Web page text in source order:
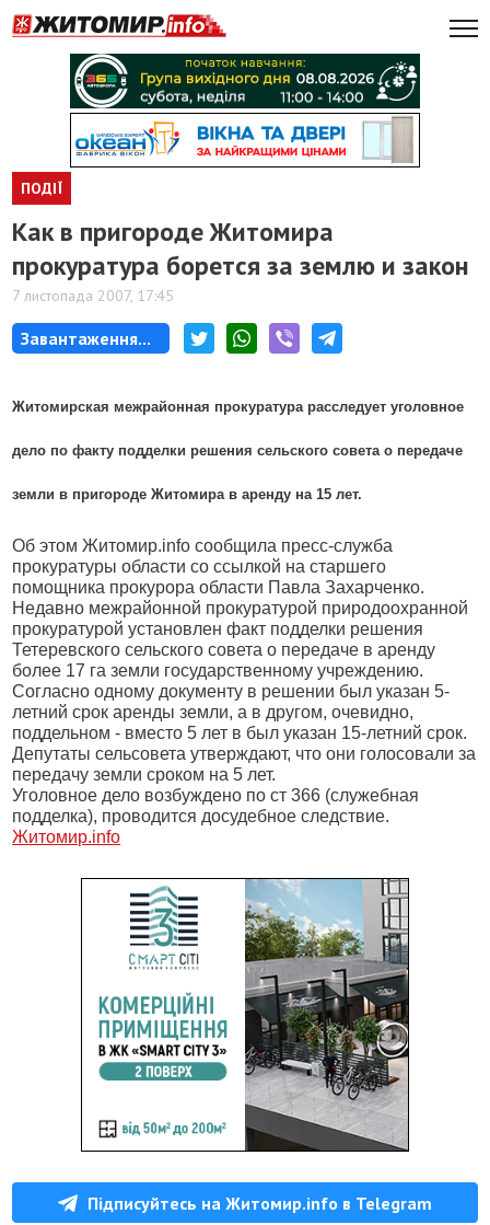
ПОДІЇ
Как в пригороде Житомира
прокуратура борется за землю и закон
7 листопада 2007, 17:45
Завантаження...
Житомирская межрайонная прокуратура расследует уголовное
дело по факту подделки решения сельского совета о передаче
земли в пригороде Житомира в аренду на 15 лет.
Об этом Житомир.info сообщила пресс-служба
прокуратуры области со ссылкой на старшего
помощника прокурора области Павла Захарченко.
Недавно межрайонной прокуратурой природоохранной
прокуратурой установлен факт подделки решения
Тетеревского сельского совета о передаче в аренду
более 17 га земли государственному учреждению.
Согласно одному документу в решении был указан 5-
летний срок аренды земли, а в другом, очевидно,
поддельном - вместо 5 лет в был указан 15-летний срок.
Депутаты сельсовета утверждают, что они голосовали за
передачу земли сроком на 5 лет.
Уголовное дело возбуждено по ст 366 (служебная
подделка), проводится досудебное следствие.
Житомир.info
Підписуйтесь на Житомир.info в Telegram